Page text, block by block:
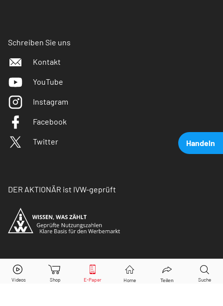
Handeln
SFC Energy Aktie jetzt handeln?
Schreiben Sie uns
Kontakt
YouTube
Instagram
Facebook
Twitter
DER AKTIONÄR ist IVW-geprüft
© Copyright 2026 Börsenmedien AG. Alle Rechte